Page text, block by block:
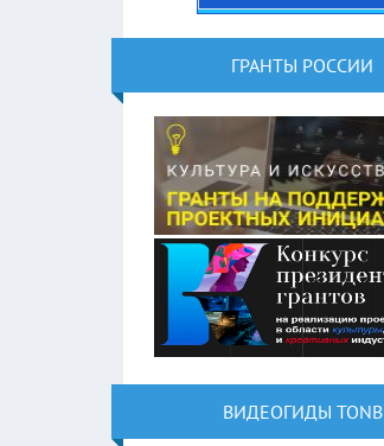
ГРАНТЫ РОССИИ
ВИДЕОГИДЫ TONB